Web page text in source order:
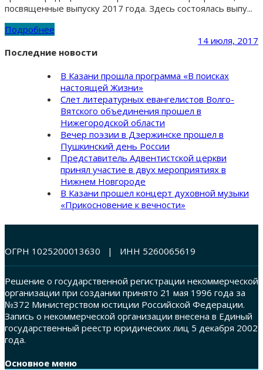
посвященные выпуску 2017 года. Здесь состоялась выпу...
Подробнее
14 июля, 2017
Последние новости
В Казани прошла программа «В поисках
настоящей Жизни»
Слет литературных евангелистов Волго-
Вятского объединения прошел в
Нижегородской области
Вечер поэзии в Дзержинске прошел в
Пушкинский день России
Представитель Адвентистской церкви
принял участие в двух мероприятиях в
Нижнем Новгороде
В Казани прошел концерт духовной музыки
«Прикосновение к вечности»
ОГРН 1025200013630 | ИНН 5260065619
Решение о государственной регистрации некоммерческой
организации при создании принято 21 мая 1996 года за
№372 Министерством юстиции Российской Федерации.
Запись о некоммерческой организации внесена в Единый
государственный реестр юридических лиц 5 декабря 2002
года.
Основное меню